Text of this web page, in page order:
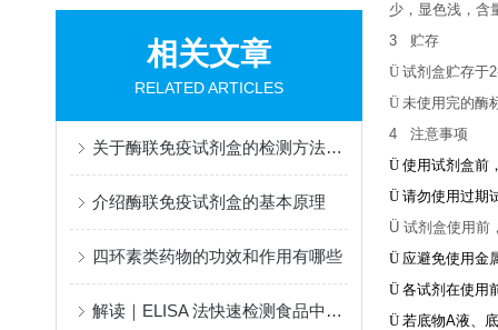
相关文章
RELATED ARTICLES
关于酶联免疫试剂盒的检测方法介绍
介绍酶联免疫试剂盒的基本原理
四环素类药物的功效和作用有哪些
解读｜ELISA 法快速检测食品中重金属含量的研究进展
少，显色浅，含
3 贮存
Ü 试剂盒贮存于
Ü 未使用完的酶
4 注意事项
Ü 使用试剂盒前
Ü 请勿使用过期
Ü 试剂盒使用前
Ü 应避免使用金
Ü 各试剂在使用
Ü 若底物A液、